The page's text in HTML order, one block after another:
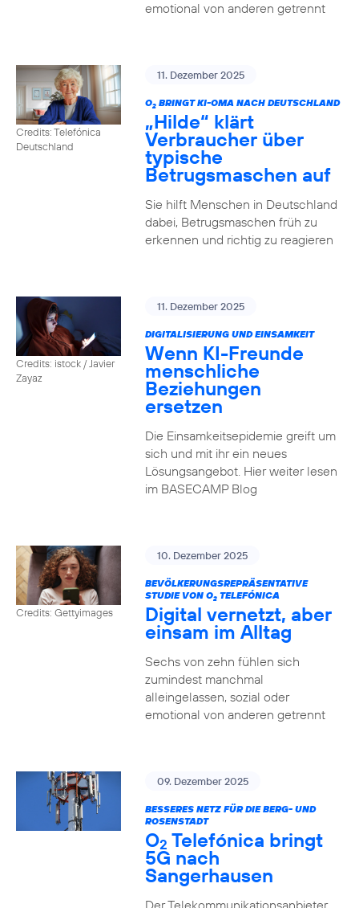
emotional von anderen getrennt
Credits: Telefónica
Deutschland
11. Dezember 2025
O2BRINGT KI-OMA NACH DEUTSCHLAND
„Hilde“ klärt
Verbraucher über
typische
Betrugsmaschen auf
Sie hilft Menschen in Deutschland
dabei, Betrugsmaschen früh zu
erkennen und richtig zu reagieren
Credits: istock / Javier
Zayaz
11. Dezember 2025
DIGITALISIERUNG UND EINSAMKEIT
Wenn KI-Freunde
menschliche
Beziehungen
ersetzen
Die Einsamkeitsepidemie greift um
sich und mit ihr ein neues
Lösungsangebot. Hier weiter lesen
im BASECAMP Blog
Credits: Gettyimages
10. Dezember 2025
BEVÖLKERUNGSREPRÄSENTATIVE
STUDIE VON O2TELEFÓNICA
Digital vernetzt, aber
einsam im Alltag
Sechs von zehn fühlen sich
zumindest manchmal
alleingelassen, sozial oder
emotional von anderen getrennt
09. Dezember 2025
BESSERES NETZ FÜR DIE BERG- UND
ROSENSTADT
O2 Telefónica bringt
5G nach
Sangerhausen
Der Telekommunikationsanbieter